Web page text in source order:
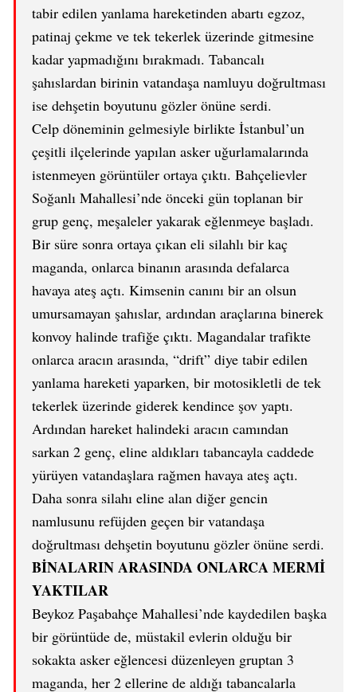
tabir edilen yanlama hareketinden abartı egzoz,
patinaj çekme ve tek tekerlek üzerinde gitmesine
kadar yapmadığını bırakmadı. Tabancalı
şahıslardan birinin vatandaşa namluyu doğrultması
ise dehşetin boyutunu gözler önüne serdi.
Celp döneminin gelmesiyle birlikte İstanbul’un
çeşitli ilçelerinde yapılan asker uğurlamalarında
istenmeyen görüntüler ortaya çıktı. Bahçelievler
Soğanlı Mahallesi’nde önceki gün toplanan bir
grup genç, meşaleler yakarak eğlenmeye başladı.
Bir süre sonra ortaya çıkan eli silahlı bir kaç
maganda, onlarca binanın arasında defalarca
havaya ateş açtı. Kimsenin canını bir an olsun
umursamayan şahıslar, ardından araçlarına binerek
konvoy halinde trafiğe çıktı. Magandalar trafikte
onlarca aracın arasında, “drift” diye tabir edilen
yanlama hareketi yaparken, bir motosikletli de tek
tekerlek üzerinde giderek kendince şov yaptı.
Ardından hareket halindeki aracın camından
sarkan 2 genç, eline aldıkları tabancayla caddede
yürüyen vatandaşlara rağmen havaya ateş açtı.
Daha sonra silahı eline alan diğer gencin
namlusunu refüjden geçen bir vatandaşa
doğrultması dehşetin boyutunu gözler önüne serdi.
BİNALARIN ARASINDA ONLARCA MERMİ
YAKTILAR
Beykoz Paşabahçe Mahallesi’nde kaydedilen başka
bir görüntüde de, müstakil evlerin olduğu bir
sokakta asker eğlencesi düzenleyen gruptan 3
maganda, her 2 ellerine de aldığı tabancalarla